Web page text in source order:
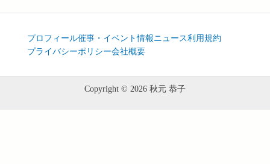
プロフィール催事・イベント情報ニュース利用規約
プライバシーポリシー会社概要
Copyright © 2026 秋元 恭子